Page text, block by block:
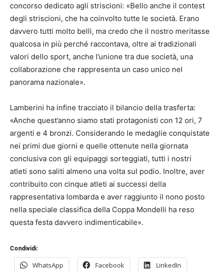
concorso dedicato agli striscioni: «Bello anche il contest
degli striscioni, che ha coinvolto tutte le società. Erano
davvero tutti molto belli, ma credo che il nostro meritasse
qualcosa in più perché raccontava, oltre ai tradizionali
valori dello sport, anche l’unione tra due società, una
collaborazione che rappresenta un caso unico nel
panorama nazionale».
Lamberini ha infine tracciato il bilancio della trasferta:
«Anche quest’anno siamo stati protagonisti con 12 ori, 7
argenti e 4 bronzi. Considerando le medaglie conquistate
nei primi due giorni e quelle ottenute nella giornata
conclusiva con gli equipaggi sorteggiati, tutti i nostri
atleti sono saliti almeno una volta sul podio. Inoltre, aver
contribuito con cinque atleti ai successi della
rappresentativa lombarda e aver raggiunto il nono posto
nella speciale classifica della Coppa Mondelli ha reso
questa festa davvero indimenticabile».
Condividi:
WhatsApp Facebook LinkedIn